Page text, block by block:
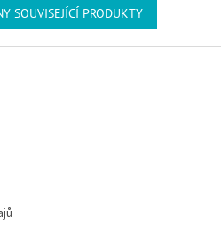
SOUVISEJÍCÍ PRODUKTY